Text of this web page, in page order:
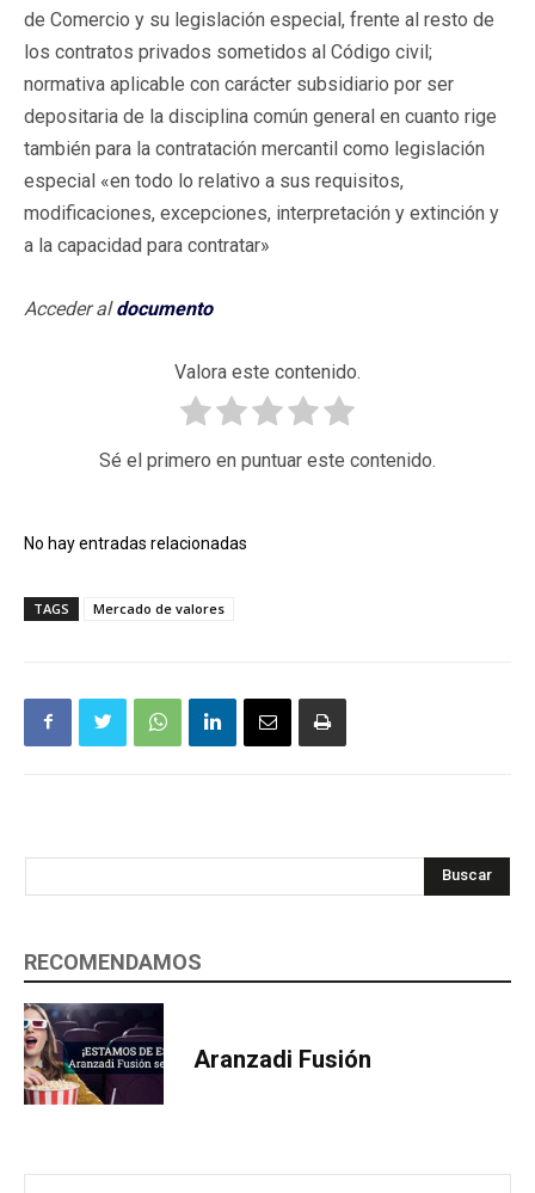
de Comercio y su legislación especial, frente al resto de
los contratos privados sometidos al Código civil;
normativa aplicable con carácter subsidiario por ser
depositaria de la disciplina común general en cuanto rige
también para la contratación mercantil como legislación
especial «en todo lo relativo a sus requisitos,
modificaciones, excepciones, interpretación y extinción y
a la capacidad para contratar»
Acceder aldocumento
Valora este contenido.
Sé el primero en puntuar este contenido.
No hay entradas relacionadas
TAGS Mercado de valores
Buscar
RECOMENDAMOS
Aranzadi Fusión